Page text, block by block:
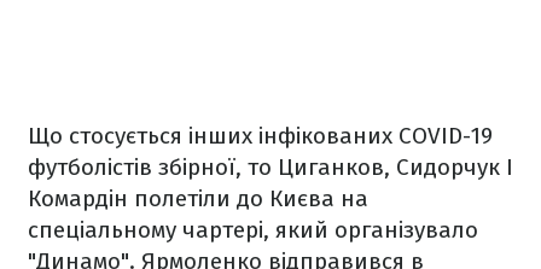
Що стосується інших інфікованих COVID-19
футболістів збірної, то Циганков, Сидорчук І
Комардін полетіли до Києва на
спеціальному чартері, який організувало
"Динамо". Ярмоленко відправився в